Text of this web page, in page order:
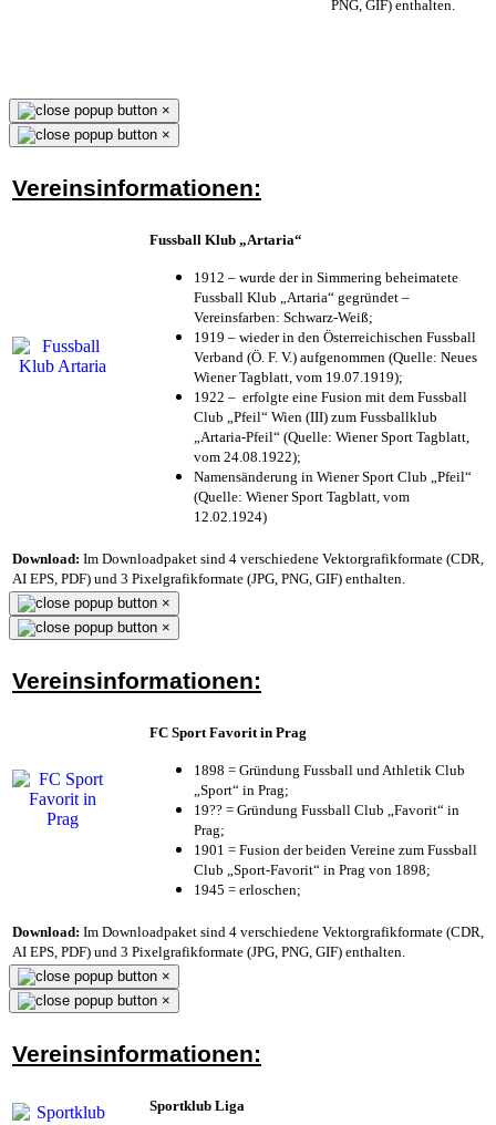
PNG, GIF) enthalten.
×
×
Vereinsinformationen:
Fussball Klub „Artaria“
1912 – wurde der in Simmering beheimatete
Fussball Klub „Artaria“ gegründet –
Vereinsfarben: Schwarz-Weiß;
1919 – wieder in den Österreichischen Fussball
Verband (Ö. F. V.) aufgenommen (Quelle: Neues
Wiener Tagblatt, vom 19.07.1919);
1922 – erfolgte eine Fusion mit dem Fussball
Club „Pfeil“ Wien (III) zum Fussballklub
„Artaria-Pfeil“ (Quelle: Wiener Sport Tagblatt,
vom 24.08.1922);
Namensänderung in Wiener Sport Club „Pfeil“
(Quelle: Wiener Sport Tagblatt, vom
12.02.1924)
Download: Im Downloadpaket sind 4 verschiedene Vektorgrafikformate (CDR,
AI EPS, PDF) und 3 Pixelgrafikformate (JPG, PNG, GIF) enthalten.
×
×
Vereinsinformationen:
FC Sport Favorit in Prag
1898 = Gründung Fussball und Athletik Club
„Sport“ in Prag;
19?? = Gründung Fussball Club „Favorit“ in
Prag;
1901 = Fusion der beiden Vereine zum Fussball
Club „Sport-Favorit“ in Prag von 1898;
1945 = erloschen;
Download: Im Downloadpaket sind 4 verschiedene Vektorgrafikformate (CDR,
AI EPS, PDF) und 3 Pixelgrafikformate (JPG, PNG, GIF) enthalten.
×
×
Vereinsinformationen:
Sportklub Liga